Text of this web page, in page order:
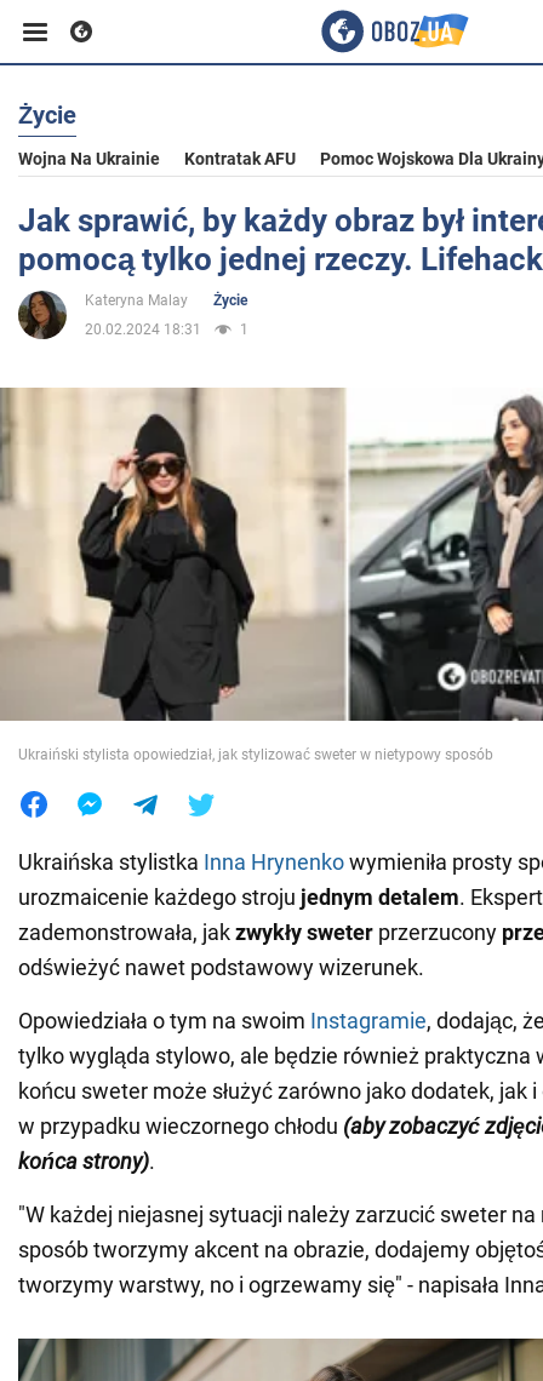
Biznes
Sport
Rozrywka
Społeczeństwo
Wojna na Ukrainie
Jedzenie
Życie
Wojna Na Ukrainie Kontratak AFU Pomoc Wojskowa Dla
Jak sprawić, by każdy obraz był
pomocą tylko jednej rzeczy.
Kateryna Malay
Życie
20.02.2024 18:31
1
Ukraiński stylista opowiedział, jak stylizować sweter w nietypowy sposób
Ukraińska stylistka Inna Hrynenkowymieniła prosty
urozmaicenie każdego stroju jednym detalem.
zademonstrowała, jakzwykły sweter przerzucony
odświeżyć nawet podstawowy wizerunek.
Opowiedziała o tym na swoim Instagramie, dodając,
tylko wygląda stylowo, ale będzie również praktyczna
końcu sweter może służyć zarówno jako dodatek, jak
w przypadku wieczornego chłodu (aby zobaczyć
końca strony).
"W każdej niejasnej sytuacji należy zarzucić sweter
sposób tworzymy akcent na obrazie, dodajemy
tworzymy warstwy, no i ogrzewamy się" - napisała